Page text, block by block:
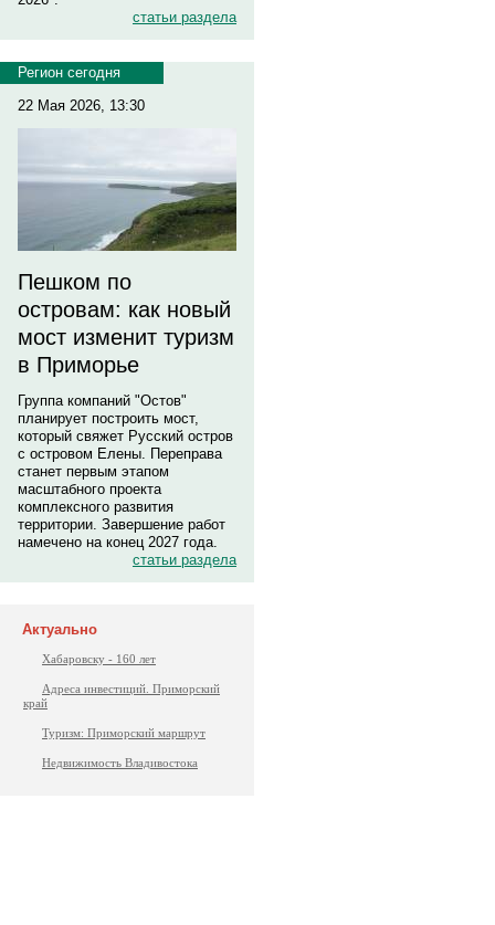
статьи раздела
Регион сегодня
22 Мая 2026, 13:30
Пешком по
островам: как новый
мост изменит туризм
в Приморье
Группа компаний "Остов"
планирует построить мост,
который свяжет Русский остров
с островом Елены. Переправа
станет первым этапом
масштабного проекта
комплексного развития
территории. Завершение работ
намечено на конец 2027 года.
статьи раздела
Актуально
Хабаровску - 160 лет
Адреса инвестиций. Приморский
край
Туризм: Приморский маршрут
Недвижимость Владивостока